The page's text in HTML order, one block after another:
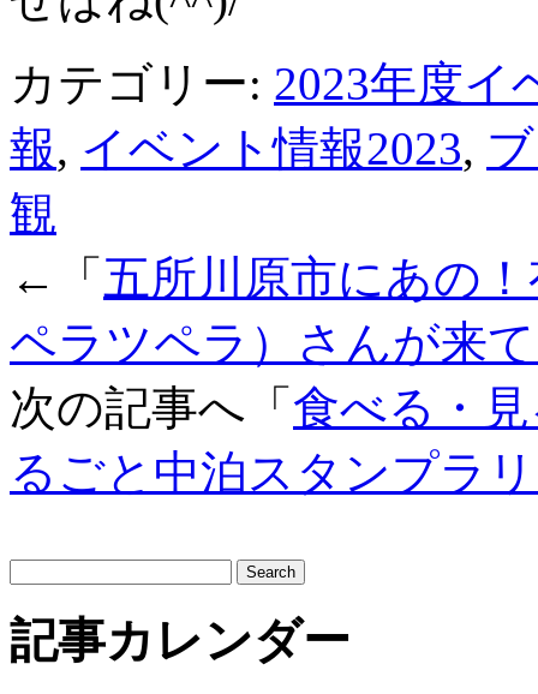
カテゴリー: 2023年度イ
報, イベント情報2023,
観
←「 五所川原市にあの！
ペラツペラ）さんが来
次の記事へ「 食べる・
るごと中泊スタンプラ
ト
内
検
記事カレンダー